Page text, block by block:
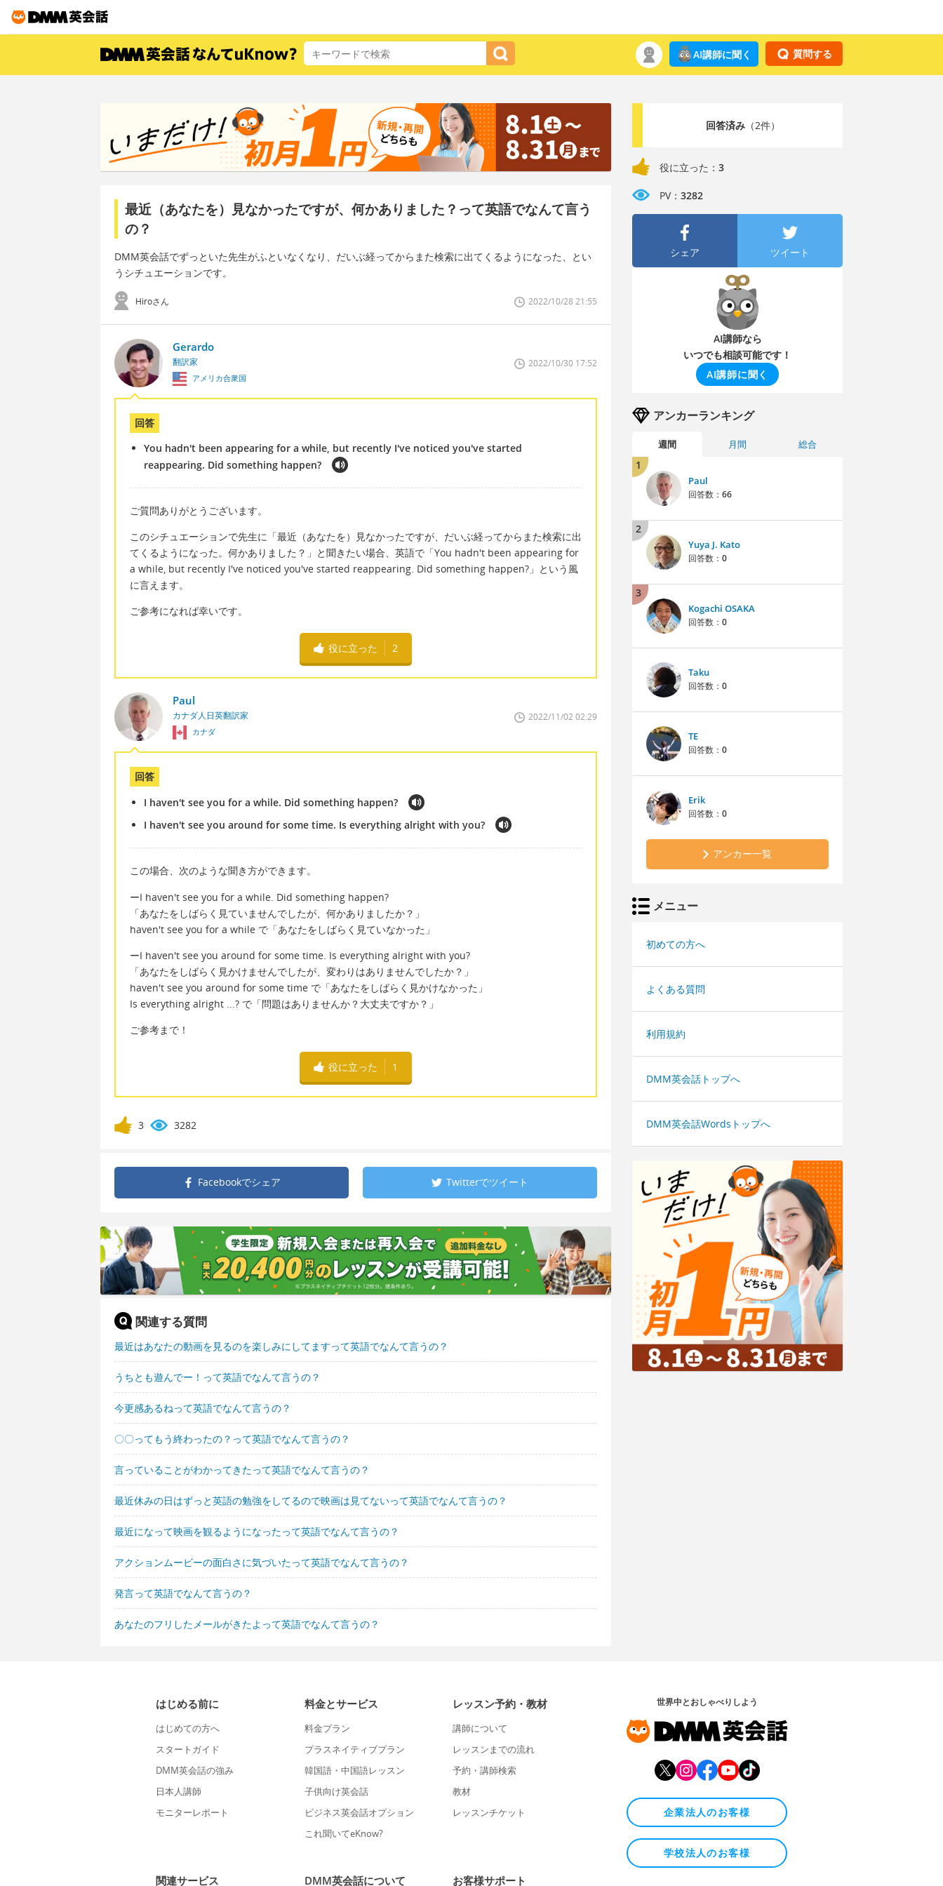
質問する
AI講師に聞く
最近（あなたを）見なかったですが、何かありました？って英語でなんて言う
の？
DMM英会話でずっといた先生がふといなくなり、だいぶ経ってからまた検索に出てくるようになった、とい
うシチュエーションです。
Hiroさん 2022/10/28 21:55
Gerardo
翻訳家
アメリカ合衆国
2022/10/30 17:52
回答
You hadn't been appearing for a while, but recently I've noticed you've started
reappearing. Did something happen?
ご質問ありがとうございます。
このシチュエーションで先生に「最近（あなたを）見なかったですが、だいぶ経ってからまた検索に出
てくるようになった。何かありました？」と聞きたい場合、英語で「You hadn't been appearing for
a while, but recently I've noticed you've started reappearing. Did something happen?」という風
に言えます。
ご参考になれば幸いです。
役に立った 2
Paul
カナダ人日英翻訳家
カナダ
2022/11/02 02:29
回答
I haven't see you for a while. Did something happen?
I haven't see you around for some time. Is everything alright with you?
この場合、次のような聞き方ができます。
ーI haven't see you for a while. Did something happen?
「あなたをしばらく見ていませんでしたが、何かありましたか？」
haven't see you for a while で「あなたをしばらく見ていなかった」
ーI haven't see you around for some time. Is everything alright with you?
「あなたをしばらく見かけませんでしたが、変わりはありませんでしたか？」
haven't see you around for some time で「あなたをしばらく見かけなかった」
Is everything alright ...? で「問題はありませんか？大丈夫ですか？」
ご参考まで！
役に立った 1
3 3282
Facebookでシェア Twitterでツイート
関連する質問
最近はあなたの動画を見るのを楽しみにしてますって英語でなんて言うの？
うちとも遊んでー！って英語でなんて言うの？
今更感あるねって英語でなんて言うの？
〇〇ってもう終わったの？って英語でなんて言うの？
言っていることがわかってきたって英語でなんて言うの？
最近休みの日はずっと英語の勉強をしてるので映画は見てないって英語でなんて言うの？
最近になって映画を観るようになったって英語でなんて言うの？
アクションムービーの面白さに気づいたって英語でなんて言うの？
発言って英語でなんて言うの？
あなたのフリしたメールがきたよって英語でなんて言うの？
回答済み（2件）
役に立った： 3
PV： 3282
シェア ツイート
AI講師なら
いつでも相談可能です！
AI講師に聞く
アンカーランキング
週間 月間 総合
1
Paul
回答数： 66
2
Yuya J. Kato
回答数： 0
3
Kogachi OSAKA
回答数： 0
Taku
回答数： 0
TE
回答数： 0
Erik
回答数： 0
アンカー一覧
メニュー
初めての方へ
よくある質問
利用規約
DMM英会話トップへ
DMM英会話Wordsトップへ
はじめる前に
はじめての方へ
スタートガイド
DMM英会話の強み
日本人講師
モニターレポート
料金とサービス
料金プラン
プラスネイティブプラン
韓国語・中国語レッスン
子供向け英会話
ビジネス英会話オプション
これ聞いてeKnow?
レッスン予約・教材
講師について
レッスンまでの流れ
予約・講師検索
教材
レッスンチケット
関連サービス DMM英会話について お客様サポート
世界中とおしゃべりしよう
企業法人のお客様
学校法人のお客様